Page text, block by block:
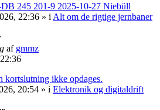
245 201-9 2025-10-27 Niebüll
22:36 » i Alt om de rigtige jernbaner
af gmmz
kortslutning ikke opdages.
20:54 » i Elektronik og digitaldrift